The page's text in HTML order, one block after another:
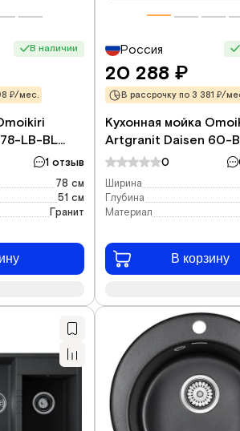
В наличии
₽/мес.
LB-BL
черный1 отзыв
78 см
51 см
Гранит
Россия
20 288 ₽
В рассрочку по 3 381 ₽/
Кухонная мойка
Artgranit Daisen 60-
4993622 60x51 см,
0
Ширина
Глубина
Материал
В корзину